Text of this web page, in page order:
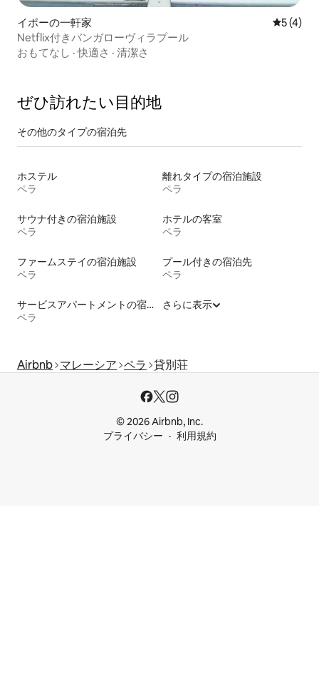
イポーの一軒家 レビュー
5 (4)
Netflix付きバンガローヴィラプール
おもてなし ·快適さ · 清潔さ
ぜひ訪⁠れ⁠た⁠い目⁠的⁠地
その他のタ⁠イ⁠プ⁠の宿⁠泊⁠先
ホステル
ペラ
離れタイプの宿泊施設
ペラ
サウナ付きの宿泊施設
ペラ
ホテルの客室
ペラ
ファームステイの宿泊施設
ペラ
プール付きの宿泊先
ペラ
サービスアパートメントの宿泊施設
ペラ
さらに表示
Airbnb マレーシア ペラ 貸別荘
© 2026 Airbnb, Inc.
プライバシー
利用規約